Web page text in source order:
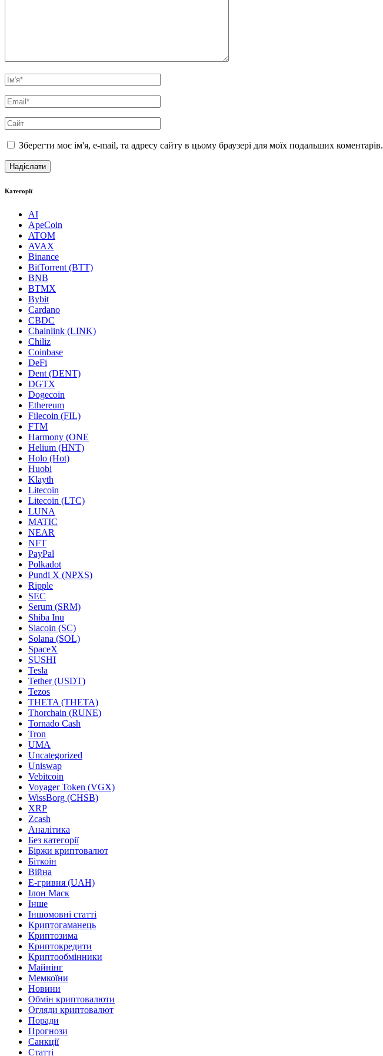
Зберегти моє ім'я, e-mail, та адресу сайту в цьому браузері для моїх подальших коментарів.
Категорії
AI
ApeCoin
ATOM
AVAX
Binance
BitTorrent (BTT)
BNB
BTMX
Bybit
Cardano
CBDC
Chainlink (LINK)
Chiliz
Coinbase
DeFi
Dent (DENT)
DGTX
Dogecoin
Ethereum
Filecoin (FIL)
FTM
Harmony (ONE
Helium (HNT)
Holo (Hot)
Huobi
Klayth
Litecoin
Litecoin (LTC)
LUNA
MATIC
NEAR
NFT
PayPal
Polkadot
Pundi X (NPXS)
Ripple
SEC
Serum (SRM)
Shiba Inu
Siacoin (SC)
Solana (SOL)
SpaceX
SUSHI
Tesla
Tether (USDT)
Tezos
THETA (THETA)
Thorchain (RUNE)
Tornado Cash
Tron
UMA
Uncategorized
Uniswap
Vebitcoin
Voyager Token (VGX)
WissBorg (CHSB)
XRP
Zcash
Аналітика
Без категорії
Біржи криптовалют
Біткоін
Війна
Е-гривня (UAH)
Ілон Маск
Інше
Іншомовні статті
Криптогаманець
Криптозима
Криптокредити
Криптообмінники
Майнінг
Мемкоїни
Новини
Обмін криптовалюти
Огляди криптовалют
Поради
Прогнози
Санкції
Статті